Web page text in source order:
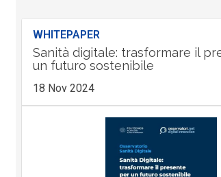
WHITEPAPER
Sanità digitale: trasformare il
un futuro sostenibile
18 Nov 2024